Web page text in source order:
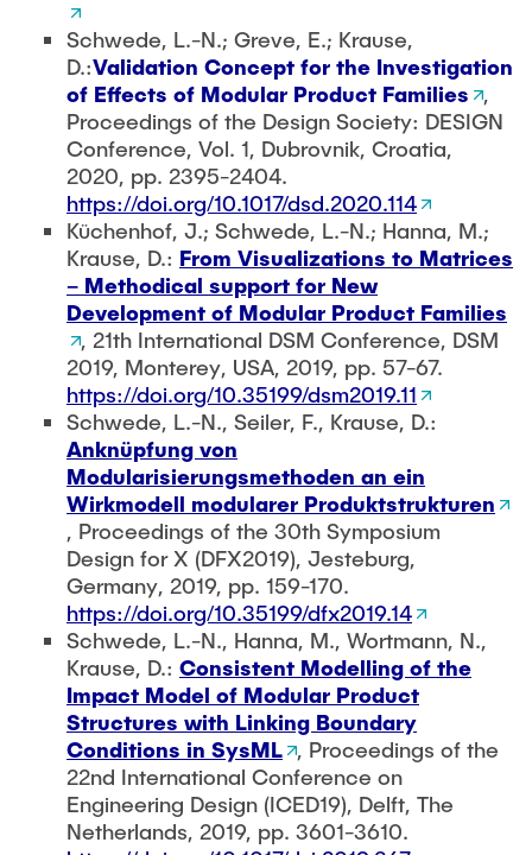
Schwede, L.-N.; Greve, E.; Krause,
D.:Validation Concept for the Investigation
of Effects of Modular Product Families
,
Proceedings of the Design Society: DESIGN
Conference, Vol. 1, Dubrovnik, Croatia,
2020, pp. 2395-2404.
https://doi.org/10.1017/dsd.2020.114
Küchenhof, J.; Schwede, L.-N.; Hanna, M.;
Krause, D.: From Visualizations to Matrices
– Methodical support for New
Development of Modular Product Families
, 21th International DSM Conference, DSM
2019, Monterey, USA, 2019, pp. 57-67.
https://doi.org/10.35199/dsm2019.11
Schwede, L.-N., Seiler, F., Krause, D.:
Anknüpfung von
Modularisierungsmethoden an ein
Wirkmodell modularer Produktstrukturen
, Proceedings of the 30th Symposium
Design for X (DFX2019), Jesteburg,
Germany, 2019, pp. 159-170.
https://doi.org/10.35199/dfx2019.14
Schwede, L.-N., Hanna, M., Wortmann, N.,
Krause, D.: Consistent Modelling of the
Impact Model of Modular Product
Structures with Linking Boundary
Conditions in SysML , Proceedings of the
22nd International Conference on
Engineering Design (ICED19), Delft, The
Netherlands, 2019, pp. 3601-3610.